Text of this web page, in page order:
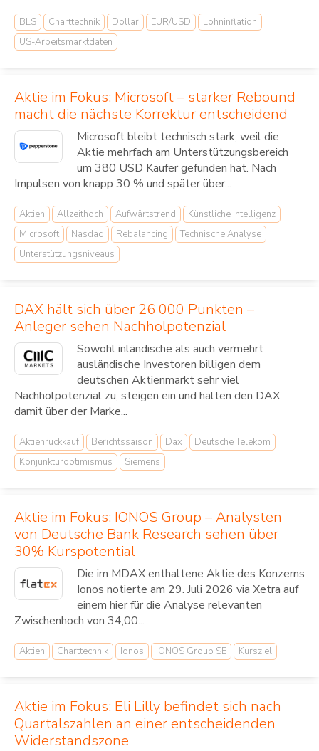
BLS Charttechnik Dollar EUR/USD
Lohninflation
US-Arbeitsmarktdaten
Aktie im Fokus: Microsoft – starker Rebound
macht die nächste Korrektur entscheidend
Microsoft bleibt technisch stark, weil die
Aktie mehrfach am Unterstützungsbereich
um 380 USD Käufer gefunden hat. Nach
Impulsen von knapp 30 % und später über...
Aktien Allzeithoch Aufwärtstrend
Künstliche Intelligenz
Microsoft
Nasdaq Rebalancing
Technische Analyse
Unterstützungsniveaus
DAX hält sich über 26 000 Punkten –
Anleger sehen Nachholpotenzial
Sowohl inländische als auch vermehrt
ausländische Investoren billigen dem
deutschen Aktienmarkt sehr viel
Nachholpotenzial zu, steigen ein und halten den DAX
damit über der Marke...
Aktienrückkauf Berichtssaison Dax
Deutsche Telekom
Konjunkturoptimismus
Siemens
Aktie im Fokus: IONOS Group – Analysten
von Deutsche Bank Research sehen über
30% Kurspotential
Die im MDAX enthaltene Aktie des Konzerns
Ionos notierte am 29. Juli 2026 via Xetra auf
einem hier für die Analyse relevanten
Zwischenhoch von 34,00...
Aktien Charttechnik Ionos IONOS Group SE Kursziel
Aktie im Fokus: Eli Lilly befindet sich nach
Quartalszahlen an einer entscheidenden
Widerstandszone